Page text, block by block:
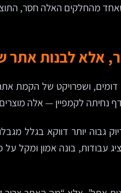
מהחלקים האלה חסר,
אלא לבנות
ושפרויקט של הקמת
גבוה יותר דווקא בגלל
עבודות, בונה אמון ומקל